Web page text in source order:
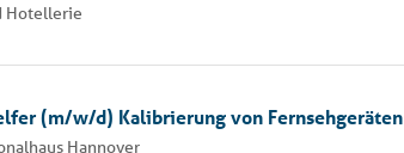
Hotellerie
(m/w/d) Kalibrierung von Fernsehgeräten
Hannover